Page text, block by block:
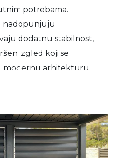
potrebama.
nadopunjuju
dodatnu stabilnost,
izgled koji se
modernu arhitekturu.